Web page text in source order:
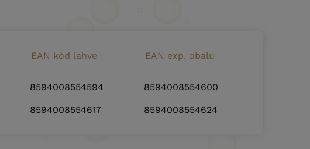
EAN kód lahve EAN exp. obalu
8594008554594 8594008554600
8594008554617 8594008554624